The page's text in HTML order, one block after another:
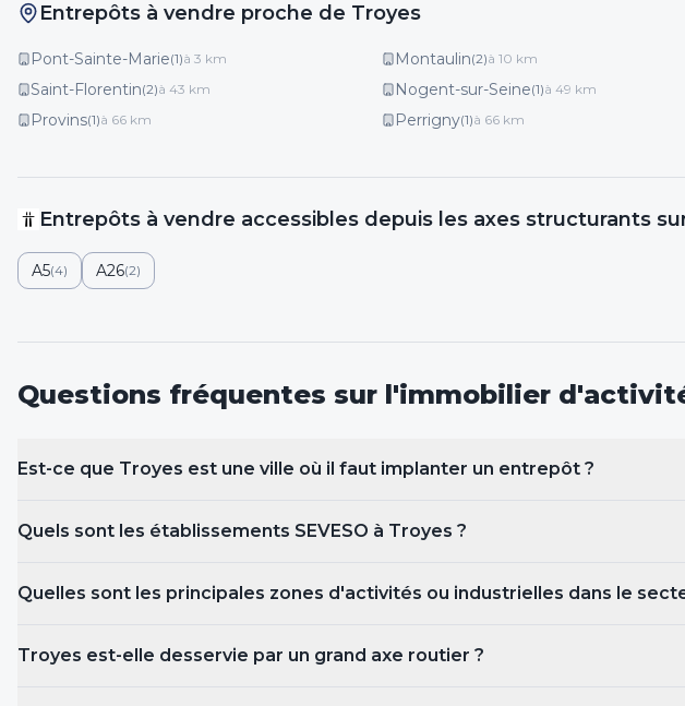
Entrepôts à vendre proche de Troyes
Pont-Sainte-Marie(1)à 3 km Montaulin(2)à 10 km
Saint-Florentin(2)à 43 km Nogent-sur-Seine(1)à 49 km
Provins(1)à 66 km Perrigny(1)à 66 km
Entrepôts à vendre accessibles depuis les axes structurants
A5(4) A26(2)
Questions fréquentes sur l'immobilier
Est-ce que Troyes est une ville où il faut implanter un entrepôt ?
Quels sont les établissements SEVESO à Troyes ?
Quelles sont les principales zones d'activités ou industrielles dans le
Troyes est-elle desservie par un grand axe routier ?